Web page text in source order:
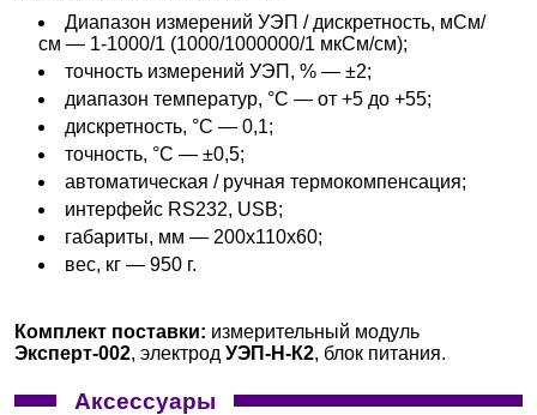
Диапазон измерений УЭП / дискретность, мСм/
см — 1-1000/1 (1000/1000000/1 мкСм/см);
точность измерений УЭП, % — ±2;
диапазон температур, °С — от +5 до +55;
дискретность, °С — 0,1;
точность, °С — ±0,5;
автоматическая / ручная термокомпенсация;
интерфейс RS232, USB;
габариты, мм — 200х110х60;
вес, кг — 950 г.
Комплект поставки: измерительный модуль
Эксперт-002, электрод УЭП-Н-К2, блок питания.
Аксессуары